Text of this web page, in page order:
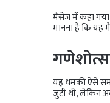
मैसेज में कहा गया
मानना है कि यह
यह धमकी ऐसे
जुटी थी, लेकिन